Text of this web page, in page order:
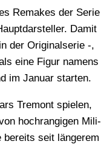
Remakes der Serie
Damit
der Ori­gi­nal­se­rie -,
eine Figur namens
im Janu­ar star­ten.
Tre­mont spie­len,
hoch­ran­gi­gen Mili­
seit län­ge­rem